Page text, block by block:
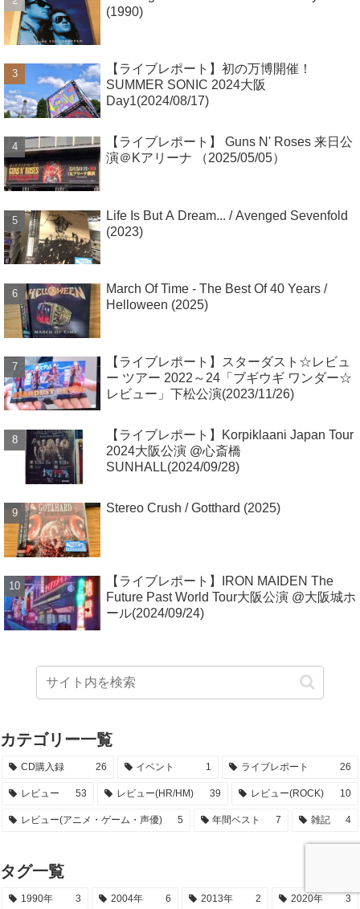
(1990)
【ライブレポート】初の万博開催！
SUMMER SONIC 2024大阪
Day1(2024/08/17)
【ライブレポート】 Guns N' Roses 来日公
演＠Kアリーナ （2025/05/05）
Life Is But A Dream... / Avenged Sevenfold
(2023)
March Of Time - The Best Of 40 Years /
Helloween (2025)
【ライブレポート】スターダスト☆レビュ
ー ツアー 2022～24「ブギウギ ワンダー☆
レビュー」下松公演(2023/11/26)
【ライブレポート】Korpiklaani Japan Tour
2024大阪公演 @心斎橋
SUNHALL(2024/09/28)
Stereo Crush / Gotthard (2025)
【ライブレポート】IRON MAIDEN The
Future Past World Tour大阪公演 @大阪城ホ
ール(2024/09/24)
カテゴリー一覧
CD購入録 26 イベント 1 ライブレポート 26
レビュー 53 レビュー(HR/HM) 39 レビュー(ROCK) 10
レビュー(アニメ・ゲーム・声優) 5 年間ベスト 7 雑記 4
タグ一覧
1990年 3 2004年 6 2013年 2 2020年 3